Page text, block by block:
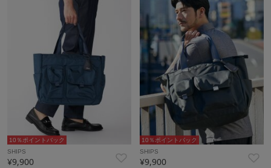
10％ポイントバック
SHIPS
¥9,900
10％ポイントバック
SHIPS
¥9,900